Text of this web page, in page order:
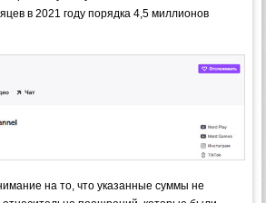
в 2021 году порядка 4,5 миллионов
на то, что указанные суммы не